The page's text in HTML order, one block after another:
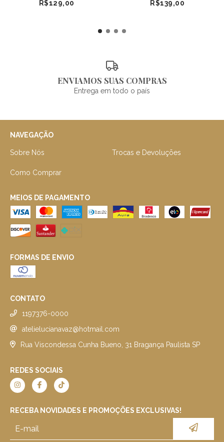
R$129,00 R$139,00
ENVIAMOS SUAS COMPRAS
Entrega em todo o país
NAVEGAÇÃO
Sobre Nós Trocas e Devoluções
Como Comprar
MEIOS DE PAGAMENTO
FORMAS DE ENVIO
CONTATO
1197376-0000
atelielucianavaz@hotmail.com
Rua Viscondessa Cunha Bueno, 31 Bragança Paulista SP
REDES SOCIAIS
RECEBA NOVIDADES E PROMOÇÕES EXCLUSIVAS!